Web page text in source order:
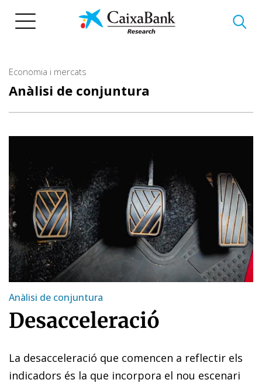
Economia i mercats
Anàlisi de conjuntura
Anàlisi de conjuntura
Desacceleració
La desacceleració que comencen a reflectir els
indicadors és la que incorpora el nou escenari